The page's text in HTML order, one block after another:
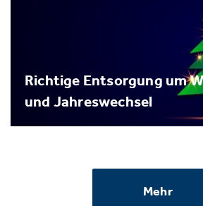
Richtige Entsorgung um
und Jahreswechsel
Mehr